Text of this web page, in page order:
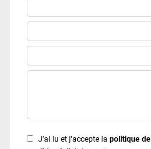
J’ai lu et j'accepte la politique de